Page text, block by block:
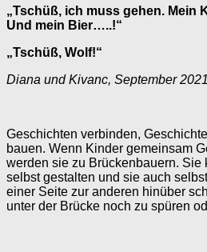
„Tschüß, ich muss gehen. Mein
Und mein Bier…..!“
„Tschüß, Wolf!“
Diana und Kivanc, September 2021
Geschichten verbinden,
bauen. Wenn Kinder gemeinsam
werden sie zu Brückenbauern. Sie
selbst gestalten und sie auch
einer Seite zur anderen hinüber
unter der Brücke noch zu spüren